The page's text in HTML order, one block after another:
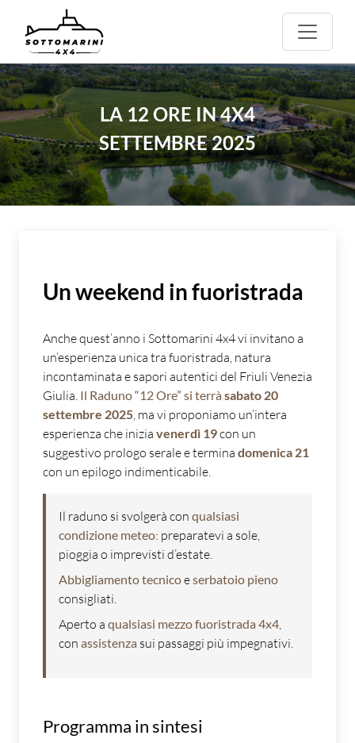
LA 12 ORE IN 4X4
SETTEMBRE 2025
Un weekend in fuoristrada
Anche quest’anno i Sottomarini 4x4 vi invitano a
un’esperienza unica tra fuoristrada, natura
incontaminata e sapori autentici del Friuli Venezia
Giulia. Il Raduno “12 Ore” si terrà sabato 20
settembre 2025, ma vi proponiamo un’intera
esperienza che inizia venerdì 19con un
suggestivo prologo serale e termina domenica 21
con un epilogo indimenticabile.
Il raduno si svolgerà con qualsiasi
condizione meteo: preparatevi a sole,
pioggia o imprevisti d’estate.
Abbigliamento tecnicoeserbatoio pieno
consigliati.
Aperto a qualsiasi mezzo fuoristrada 4x4,
con assistenza sui passaggi più impegnativi.
Programma in sintesi